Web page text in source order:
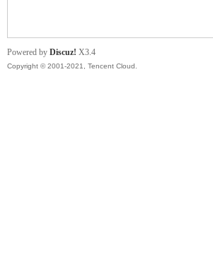
Powered by Discuz! X3.4
Copyright © 2001-2021, Tencent Cloud.